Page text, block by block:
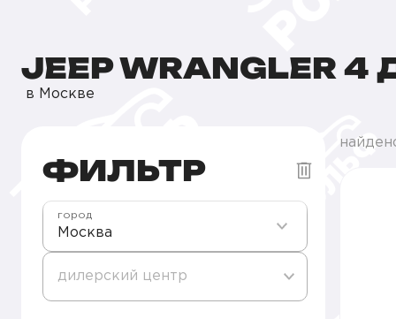
JEEP WRANGLER
в Москве
ФИЛЬТР
Москва
город
дилерский центр